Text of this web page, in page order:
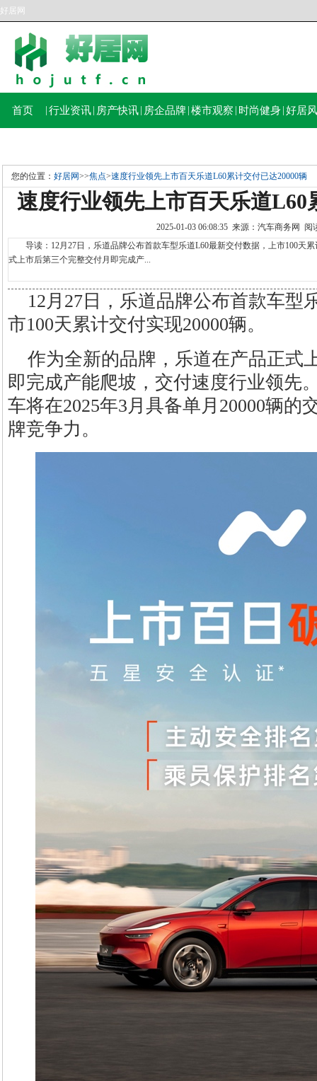
好居网
首页 行业资讯 房产快讯 房企品牌 楼市观察 时尚健身 好居
您的位置： 好居网>>焦点>速度行业领先上市百天乐道L60累计交付已达20000辆
速度行业领先上市百天乐道L60
2025-01-03 06:08:35 来源：汽车商务网
导读：12月27日，乐道品牌公布首款车型乐道L60最新交付数据，上市100天累
式上市后第三个完整交付月即完成产...
12月27日，乐道品牌公布首款车型
市100天累计交付实现20000辆。
作为全新的品牌，乐道在产品正式
即完成产能爬坡，交付速度行业领先
车将在2025年3月具备单月20000辆的
牌竞争力。